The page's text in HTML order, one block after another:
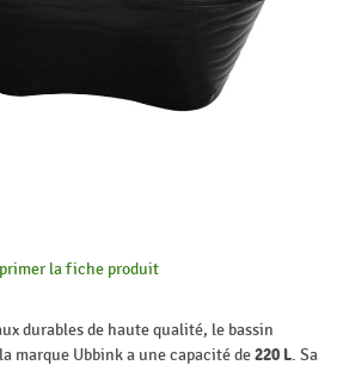
la fiche produit
durables de haute qualité, le bassin
marque Ubbink a une capacité de220 L. Sa